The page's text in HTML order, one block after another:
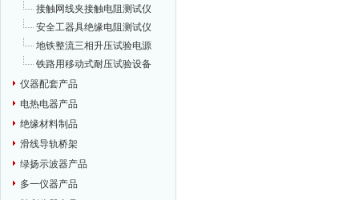
接触网线夹接触电阻测试仪
安全工器具绝缘电阻测试仪
地铁整流三相升压试验电源
铁路用移动式耐压试验设备
仪器配套产品
电热电器产品
绝缘材料制品
滑线导轨桥架
绿扬示波器产品
多一仪器产品